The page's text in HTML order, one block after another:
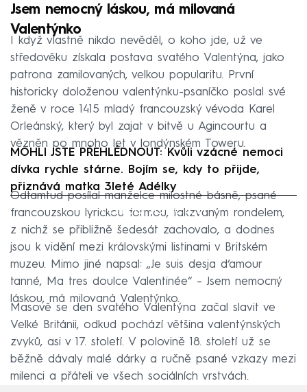
Jsem nemocný láskou, má milovaná
Valentýnko
I když vlastně nikdo nevěděl, o koho jde, už ve
středověku získala postava svatého Valentýna, jako
patrona zamilovaných, velkou popularitu. První
historicky doloženou valentýnku-psaníčko poslal své
ženě v roce 1415 mladý francouzský vévoda Karel
Orleánský, který byl zajat v bitvě u Agincourtu a
vězněn po mnoho let v londýnském Toweru.
MOHLI JSTE PŘEHLÉDNOUT: Kvůli vzácné nemoci
dívka rychle stárne. Bojím se, kdy to přijde,
přiznává matka 3leté Adélky
Failed to fetch
Odtamtud posílal manželce milostné básně, psané
francouzskou lyrickou formou, takzvaným rondelem,
z nichž se přibližně šedesát zachovalo, a dodnes
jsou k vidění mezi královskými listinami v Britském
muzeu. Mimo jiné napsal: „Je suis desja d‘amour
tanné, Ma tres doulce Valentinée“ – Jsem nemocný
láskou, má milovaná Valentýnko.
Masově se den svatého Valentýna začal slavit ve
Velké Británii, odkud pochází většina valentýnských
zvyků, asi v 17. století. V polovině 18. století už se
běžně dávaly malé dárky a ručně psané vzkazy mezi
milenci a přáteli ve všech sociálních vrstvách.